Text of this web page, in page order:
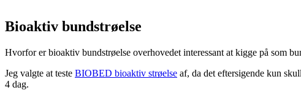
Bioaktiv bundstrøelse
Hvorfor er bioaktiv bundstrøelse overhovedet interessant at kigge på som
Jeg valgte at teste BIOBED bioaktiv strøelse af, da det eftersigende kun
4 dag.